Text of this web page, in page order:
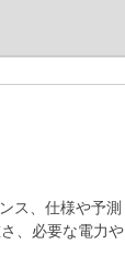
ス、仕様や予測
、必要な電力や